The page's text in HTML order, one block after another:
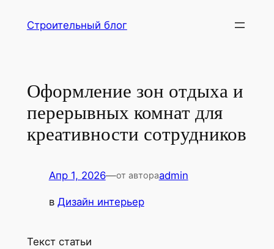
Строительный блог
Оформление зон отдыха и
перерывных комнат для
креативности сотрудников
Апр 1, 2026—от автораadmin
в Дизайн интерьер
Текст статьи